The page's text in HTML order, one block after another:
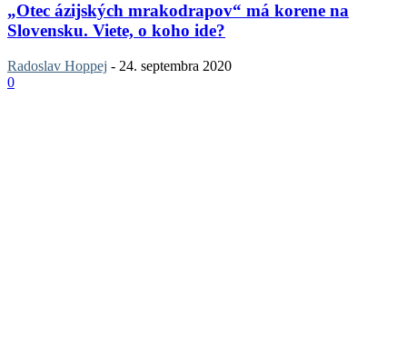
„Otec ázijských mrakodrapov“ má korene na
Slovensku. Viete, o koho ide?
Radoslav Hoppej - 24. septembra 2020
0